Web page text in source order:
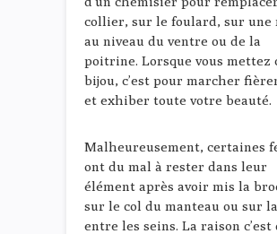
collier, sur le foulard, sur une
au niveau du ventre ou de la
poitrine. Lorsque vous mettez
bijou, c’est pour marcher
et exhiber toute votre beauté.
Malheureusement, certaines
ont du mal à rester dans leur
élément après avoir mis la
sur le col du manteau ou sur
entre les seins. La raison c’est